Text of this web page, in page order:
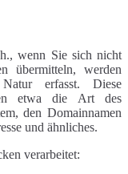
wenn Sie sich nicht
übermitteln, werden
Natur erfasst. Diese
etwa die Art des
den Domainnamen
und ähnliches.
verarbeitet: